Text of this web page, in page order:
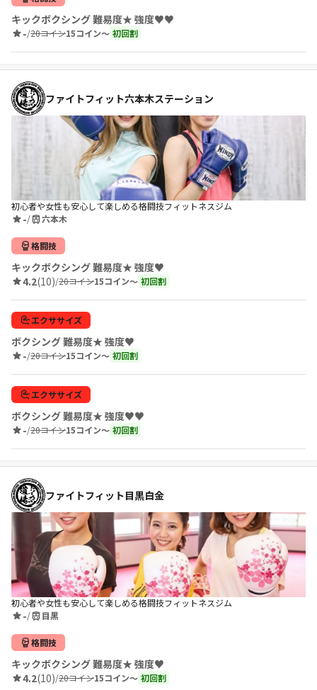
キックボクシング 難易度★ 強度♥♥
-/20コイン15コイン〜 初回割
ファイトフィット六本木ステーション
初心者や女性も安心して楽しめる格闘技フィットネスジム
-/ 六本木
格闘技
キックボクシング 難易度★ 強度♥
4.2(10)/20コイン15コイン〜 初回割
エクササイズ
ボクシング 難易度★ 強度♥
-/20コイン15コイン〜 初回割
エクササイズ
ボクシング 難易度★ 強度♥♥
-/20コイン15コイン〜 初回割
ファイトフィット目黒白金
初心者や女性も安心して楽しめる格闘技フィットネスジム
-/ 目黒
格闘技
キックボクシング 難易度★ 強度♥
4.2(10)/20コイン15コイン〜 初回割